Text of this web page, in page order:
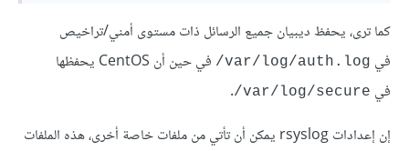
كما ترى، يحفظ ديبيان جميع الرسائل ذات مستوى أمني/تراخيص
في var/log/auth.log/
في حين أن CentOS يحفظها
في var/log/secure/
.
إن إعدادات rsyslog يمكن أن تأتي من ملفات خاصة أخرى، هذه الملفات